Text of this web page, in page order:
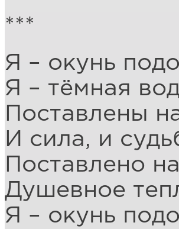
***
Я – окунь
Я – тёмная
Поставлены
И сила, и
Поставлено
Душевное
Я – окунь